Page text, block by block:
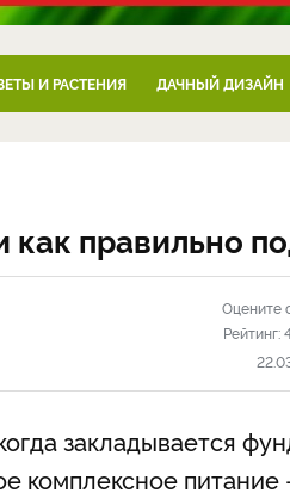
И РАСТЕНИЯ ДАЧНЫЙ ДИЗАЙН
правильно
Оцените
Рейтинг:
закладывается
комплексное питание